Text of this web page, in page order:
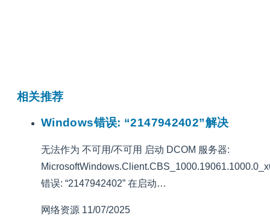
相关推荐
Windows错误: “2147942402”解决
无法作为 不可用/不可用 启动 DCOM 服务器:
错误: “2147942402” 在启动…
网络资源 11/07/2025